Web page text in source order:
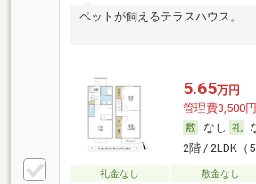
ペットが飼えるテラスハウス。
5.65万円
管理費3,500円
なし
2階 / 2LDK（
礼金なし 敷金なし